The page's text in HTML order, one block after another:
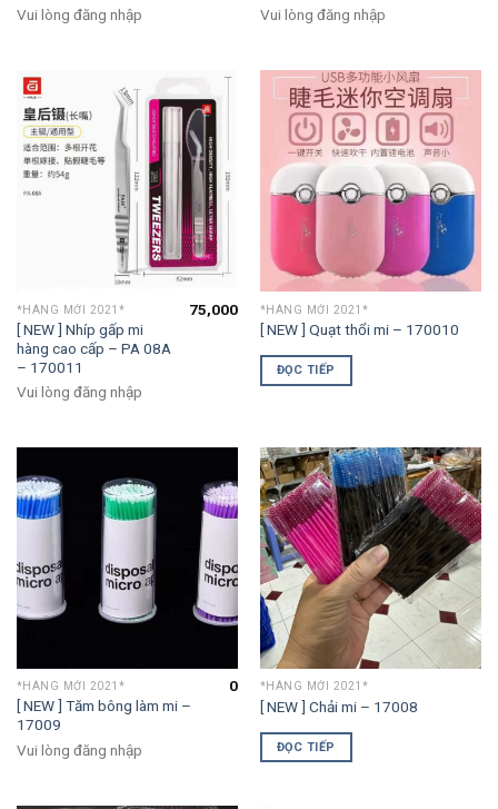
Vui lòng đăng nhập Vui lòng đăng nhập
*HÀNG MỚI 2021*
[ NEW ] Nhíp gấp mi
hàng cao cấp – PA 08A
– 170011
75,000
Vui lòng đăng nhập
*HÀNG MỚI 2021*
[ NEW ] Quạt thổi mi – 170010
ĐỌC TIẾP
*HÀNG MỚI 2021*
[ NEW ] Tăm bông làm mi –
17009
0
Vui lòng đăng nhập
*HÀNG MỚI 2021*
[ NEW ] Chải mi – 17008
ĐỌC TIẾP